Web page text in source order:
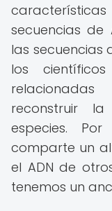
secuencias de
las secuencias
los
reconstruir
especies.
comparte un
el ADN de
tenemos un